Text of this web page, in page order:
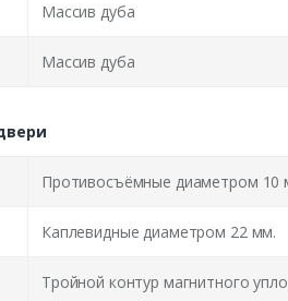
Массив дуба
Массив дуба
Противосъёмные диаметром 10
Каплевидные диаметром 22 мм.
Тройной контур магнитного